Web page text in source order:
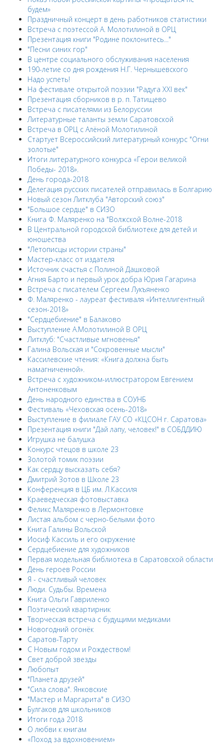
будем»
Праздничный концерт в день работников статистики
Встреча с поэтессой А. Молотилиной в ОРЦ
Презентация книги "Родине поклонитесь..."
"Песни синих гор"
В центре социального обслуживания населения
190-летие со дня рождения Н.Г. Чернышевского
Надо успеть!
На фестивале открытой поэзии "Радуга XXI век"
Презентация сборников в р. п. Татищево
Встреча с писателями из Белоруссии
Литературные таланты земли Саратовской
Встреча в ОРЦ с Алёной Молотилиной
Cтартует Всероссийский литературный конкурс "Огни
золотые"
Итоги литературного конкурса «Герои великой
Победы- 2018».
День города-2018
Делегация русских писателей отправилась в Болгарию
Новый сезон Литклуба "Авторский союз"
"Большое сердце" в СИЗО
Книга Ф. Маляренко на "Волжской Волне-2018
В Центральной городской библиотеке для детей и
юношества
"Летописцы истории страны"
Мастер-класс от издателя
Источник счастья с Полиной Дашковой
Агния Барто и первый урок добра Юрия Гагарина
Встреча с писателем Сергеем Лукъяненко
Ф. Маляренко - лауреат фестиваля «Интеллигентный
сезон-2018»
"Сердцебиение" в Балаково
Выступление А.Молотилиной В ОРЦ
Литклуб: "Счастливые мгновенья"
Галина Вольская и "Сокровенные мысли"
Кассилевские чтения: «Книга должна быть
намагниченной».
Встреча с художником-иллюстратором Евгением
Антоненковым
День народного единства в СОУНБ
Фестиваль «Чеховская осень-2018»
Выступление в филиале ГАУ СО «КЦСОН г. Саратова»
Презентация книги "Дай лапу, человек!" в СОБДДИЮ
Игрушка не балушка
Конкурс чтецов в школе 23
Золотой томик поэзии
Как сердцу высказать себя?
Дмитрий Зотов в Школе 23
Конференция в ЦБ им. Л.Кассиля
Краеведческая фотовыставка
Феликс Маляренко в Лермонтовке
Листая альбом с черно-белыми фото
Книга Галины Вольской
Иосиф Кассиль и его окружение
Сердцебиение для художников
Первая модельная библиотека в Саратовской области
День героев России
Я - счастливый человек
Люди. Судьбы. Времена
Книга Ольги Гавриленко
Поэтический квартирник
Творческая встреча с будущими медиками
Новогодний огонёк
Саратов-Тарту
С Новым годом и Рождеством!
Свет доброй звезды
Любопыт
"Планета друзей"
"Сила слова". Янковские
"Мастер и Маргарита" в СИЗО
Булгаков для школьников
Итоги года 2018
О любви к книгам
«Поход за вдохновением»